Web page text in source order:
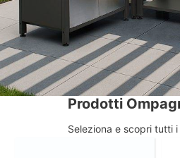
Prodotti
Seleziona e scopri tutti